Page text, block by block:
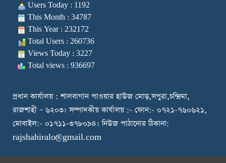
Users Today : 1192
This Month : 34787
This Year : 232172
Total Users : 260736
Views Today : 3227
Total views : 936697
প্রধান কার্যালয় : শালবাগান পাওয়ার হাউজ মোড়,সপুরা,চন্দ্রিমা,
রাজশাহী – ৬২০৩। সম্পাদকীয় কার্যালয় :- ফোন:- ০৭২১-৭৬০৬২১,
মোবাইল:- ০১৭১১-৩৭৮০৯৪। নিউজ পাঠানোর ঠিকানা:
rajshahiralo@gmail.com